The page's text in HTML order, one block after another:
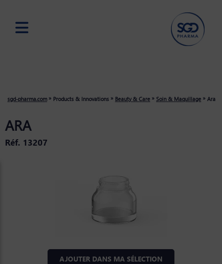
sgd-pharma.com » Products & Innovations » Beauty & Care » Soin & Maquillage » Ara
ARA
Réf. 13207
AJOUTER DANS MA SÉLECTION